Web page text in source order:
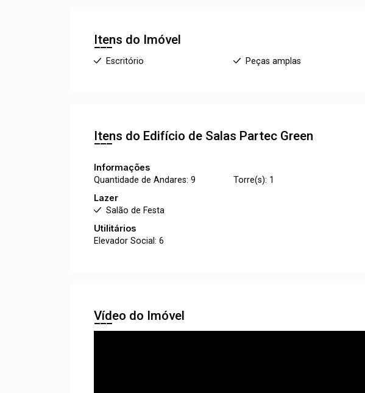
Itens do Imóvel
Escritório Peças amplas
Itens do Edifício de Salas Partec Green
Informações
Quantidade de Andares: 9
Torre(s): 1
Lazer
Salão de Festa
Utilitários
Elevador Social: 6
Vídeo do Imóvel